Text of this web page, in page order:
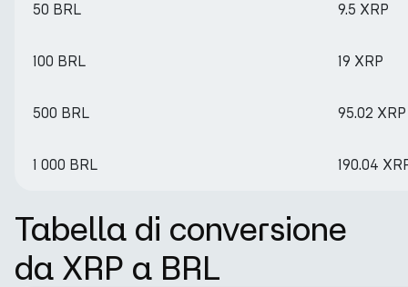
50 BRL 9.5 XRP
100 BRL 19 XRP
500 BRL 95.02 XRP
1 000 BRL 190.04
Tabella di conversione
da XRP a BRL